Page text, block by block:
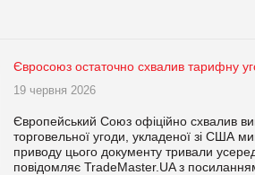
Євросоюз остаточно схвалив тарифну
19 червня 2026
Європейський Союз офіційно схвалив
торговельної угоди, укладеної зі США
приводу цього документу тривали
повідомляє TradeMaster.UA з